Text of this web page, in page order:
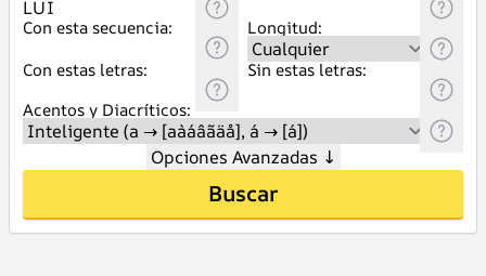
Con esta secuencia:
Longitud:
Con estas letras:
Sin estas letras:
Acentos y Diacríticos:
Opciones Avanzadas ↓
Buscar